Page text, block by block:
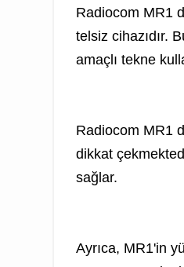
Radiocom MR1
telsiz cihazıdır.
amaçlı tekne
Radiocom MR1
dikkat
sağlar.
Ayrıca, MR1'in